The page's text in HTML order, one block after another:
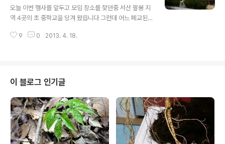
오늘 이번 행사를 앞두고 모임 장소를 찾던중 서산 팔봉 지
역 4곳의 초 중학교을 당겨 왔읍니다 그런데 어느 폐교된
보았읍니다 정말 귀한 조선 소나무와 향나무 하 하 하 이런
0년은 되어 보입니다 폐교를 지키고 있는 향나무의 숨결이
늦겨지네요 국기가 있는 곳은 폐교가 아닙니다.
9 0 2013. 4. 18.
이 블로그 인기글